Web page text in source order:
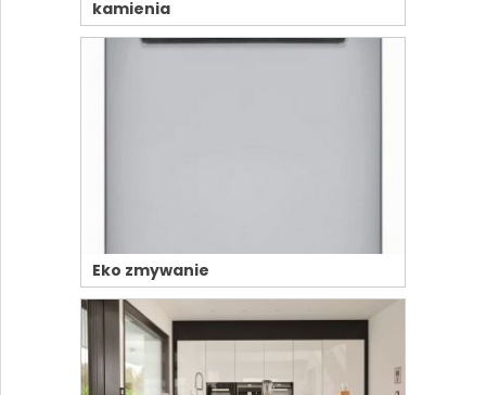
kamienia
Eko zmywanie